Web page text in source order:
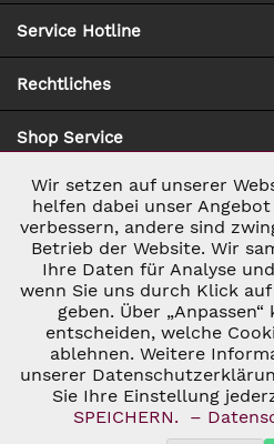
Service Hotline
Rechtliches
Shop Service
Zahlung & Versand
* ALLE PREISE INKL.
VERSANDKOSTEN UND GGF.
ANDERS
© 2026 C&D WEINHANDEL - ALL
Notwendig
Marketing
Tracking
Personalisierung
Wir setzen auf unserer
helfen dabei unser
verbessern, andere sind
Betrieb der Website. Wir
Ihre Daten für Analyse
wenn Sie uns durch Klick auf
geben. Über
entscheiden, welche
ablehnen. Weitere
unserer
Sie Ihre Einstellung
SPEICHERN.
–